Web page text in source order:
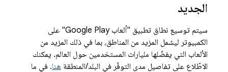
الجديد
سيتم توسيع نطاق تطبيق "ألعاب Google Play" على
الكمبيوتر ليشمل المزيد من المناطق، بما في ذلك المزيد من
الألعاب التي يفضّلها مليارات المستخدمين حول العالم. يمكنك
الاطّلاع على تفاصيل مدى التوفّر في البلد/المنطقة هنا. في ما